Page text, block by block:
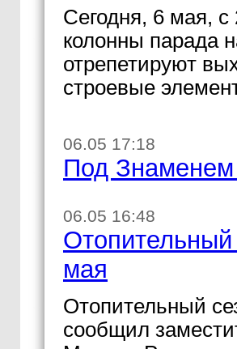
Сегодня, 6 мая, с
колонны парада
отрепетируют
строевые
06.05 17:18
Под
06.05 16:48
мая
Отопительный
сообщил